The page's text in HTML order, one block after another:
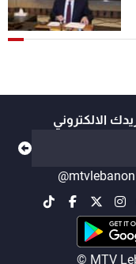
الالكتروني
@mtvlebanon
© MTV